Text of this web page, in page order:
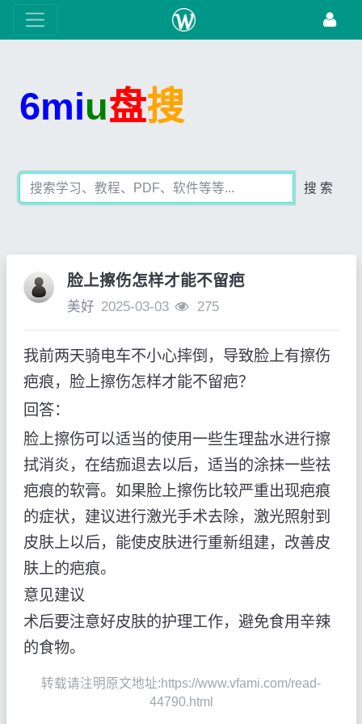
6miu盘搜
搜 索
脸上擦伤怎样才能不留疤
美好 2025-03-03 275
我前两天骑电车不小心摔倒，导致脸上有擦伤
疤痕，脸上擦伤怎样才能不留疤？
回答：
脸上擦伤可以适当的使用一些生理盐水进行擦
拭消炎，在结痂退去以后，适当的涂抹一些祛
疤痕的软膏。如果脸上擦伤比较严重出现疤痕
的症状，建议进行激光手术去除，激光照射到
皮肤上以后，能使皮肤进行重新组建，改善皮
肤上的疤痕。
意见建议
术后要注意好皮肤的护理工作，避免食用辛辣
的食物。
转载请注明原文地址:https://www.vfami.com/read-
44790.html